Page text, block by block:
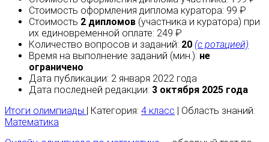
Стоимость оформления диплома куратора: 99 ₽
Стоимость 2 дипломов (участника и куратора) при
их единовременной оплате: 249 ₽
Количество вопросов и заданий: 20 (с ротацией)
Время на выполнение заданий (мин.): не
ограничено
Дата публикации: 2 января 2022 года
Дата последней редакции: 3 октября 2025 года
Итоги олимпиады
| Категория: 4 класс | Область знаний:
Математика